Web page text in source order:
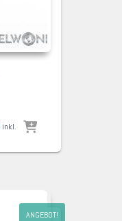
inkl.
ANGEBOT!